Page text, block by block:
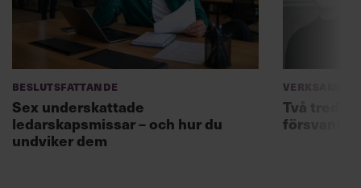
Beslutsfattande
Sex underskattade
ledarskapsmissar – och hur du
undviker dem
Två
försvann